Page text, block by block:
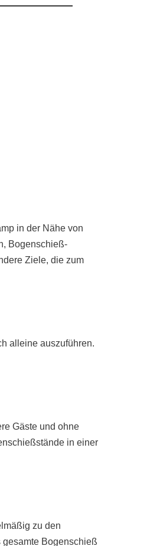
in der Nähe von
Bogenschieß-
Ziele, die zum
alleine auszuführen.
Gäste und ohne
in einer
zu den
Bogenschieß